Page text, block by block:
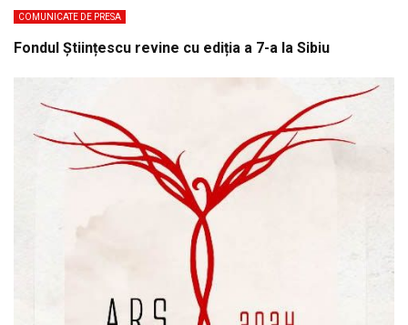
COMUNICATE DE PRESA
Fondul Științescu revine cu ediția a 7-a la Sibiu